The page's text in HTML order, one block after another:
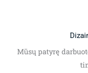
Mūsų patyrę